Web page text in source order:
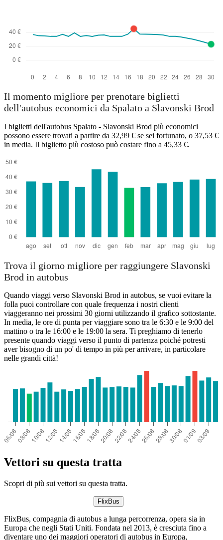
Il momento migliore per prenotare biglietti
dell'autobus economici da Spalato a Slavonski Brod
I biglietti dell'autobus Spalato - Slavonski Brod più economici
possono essere trovati a partire da 32,99 € se sei fortunato, o 37,53 €
in media. Il biglietto più costoso può costare fino a 45,33 €.
Trova il giorno migliore per raggiungere Slavonski
Brod in autobus
Quando viaggi verso Slavonski Brod in autobus, se vuoi evitare la
folla puoi controllare con quale frequenza i nostri clienti
viaggeranno nei prossimi 30 giorni utilizzando il grafico sottostante.
In media, le ore di punta per viaggiare sono tra le 6:30 e le 9:00 del
mattino o tra le 16:00 e le 19:00 la sera. Ti preghiamo di tenerlo
presente quando viaggi verso il punto di partenza poiché potresti
aver bisogno di un po' di tempo in più per arrivare, in particolare
nelle grandi città!
Vettori su questa tratta
Scopri di più sui vettori su questa tratta.
FlixBus
FlixBus, compagnia di autobus a lunga percorrenza, opera sia in
Europa che negli Stati Uniti. Fondata nel 2013, è cresciuta fino a
diventare uno dei maggiori operatori di autobus in Europa,